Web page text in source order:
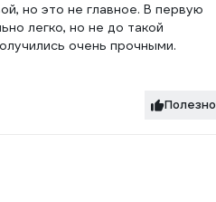
но это не главное. В первую
легко, но не до такой
очень прочными.
Полезно